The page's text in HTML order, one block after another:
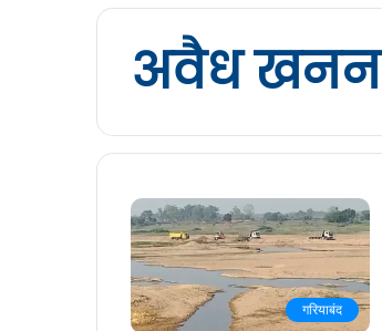
अवैध खनन
गरियाबंद